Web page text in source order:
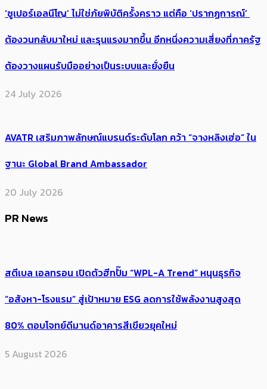
‘ซูเปอร์เอลนีโญ’ ไม่ใช่ภัยพิบัติครั้งคราว แต่คือ ‘ปรากฏการณ์’ ​
ต้อง​วนกลับมาใหม่ และรุนแรงมากขึ้น อีกหนึ่งความเสี่ยงที่ภาครัฐ
ต้องวางแผนรับมืออย่างเป็นระบบและยั่งยืน
24 July 2026
AVATR เสริมภาพลักษณ์แบรนด์ระดับโลก คว้า “จางหลิงเฮ่อ” ใน
ฐานะ Global Brand Ambassador
20 July 2026
PR News
สตีเบล เอลทรอน เปิดตัวฮีทปั๊ม “WPL-A Trend” หนุนธุรกิจ
“อสังหา-โรงแรม” สู่เป้าหมาย ESG ลดการใช้พลังงานสูงสุด
80% ตอบโจทย์ดีมานด์อาคารสีเขียวยุคใหม่
5 August 2026